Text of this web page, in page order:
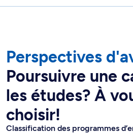
Perspectives
Poursuivre une
les études? À
choisir!
Classification des programmes